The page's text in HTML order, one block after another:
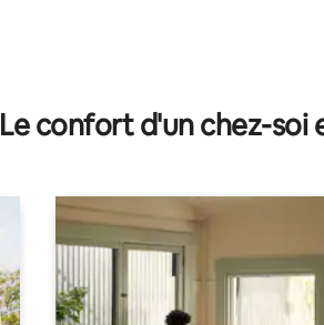
Le confort d'un chez-soi